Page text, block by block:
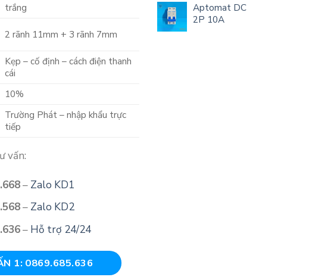
trắng
2 rãnh 11mm + 3 rãnh 7mm
Kẹp – cố định – cách điện thanh
cái
10%
Trường Phát – nhập khẩu trực
tiếp
vấn:
– Zalo KD1
– Zalo KD2
– Hỗ trợ 24/24
1: 0869.685.636
Aptomat DC
2P 10A